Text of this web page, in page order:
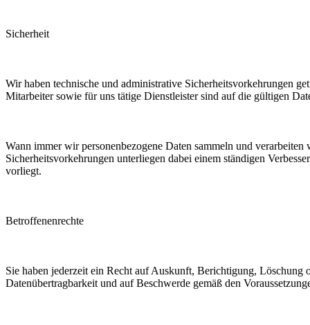
Sicherheit
Wir haben technische und administrative Sicherheitsvorkehrungen
Mitarbeiter sowie für uns tätige Dienstleister sind auf die gültigen
Wann immer wir personenbezogene Daten sammeln und
Sicherheitsvorkehrungen unterliegen dabei einem ständigen
vorliegt.
Betroffenenrechte
Sie haben jederzeit ein Recht auf Auskunft, Berichtigung, Löschung
Datenübertragbarkeit und auf Beschwerde gemäß den